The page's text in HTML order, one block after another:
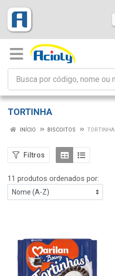
TORTINHA
INÍCIO BISCOITOS TORTINHA
Filtros
11 produtos ordenados por: